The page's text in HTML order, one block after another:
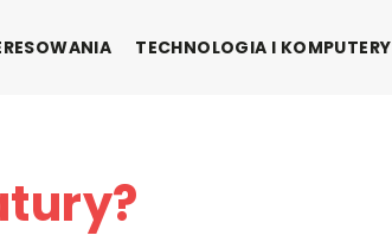
TECHNOLOGIA I KOMPUTERY